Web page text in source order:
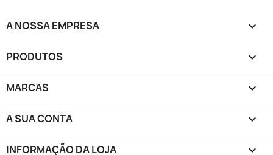
A NOSSA EMPRESA 
PRODUTOS 
MARCAS 
A SUA CONTA 
INFORMAÇÃO DA LOJA keyboard_arrow_down